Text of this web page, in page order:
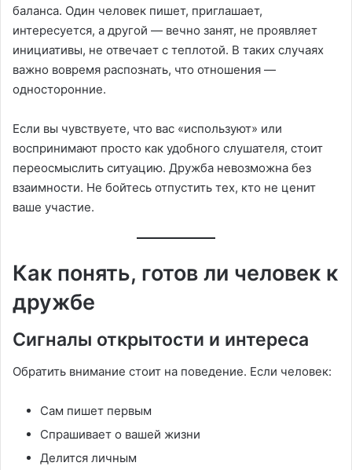
баланса. Один человек пишет, приглашает,
интересуется, а другой — вечно занят, не проявляет
инициативы, не отвечает с теплотой. В таких случаях
важно вовремя распознать, что отношения —
односторонние.
Если вы чувствуете, что вас «используют» или
воспринимают просто как удобного слушателя, стоит
переосмыслить ситуацию. Дружба невозможна без
взаимности. Не бойтесь отпустить тех, кто не ценит
ваше участие.
Как понять, готов ли человек к
дружбе
Сигналы открытости и интереса
Обратить внимание стоит на поведение. Если человек:
Сам пишет первым
Спрашивает о вашей жизни
Делится личным